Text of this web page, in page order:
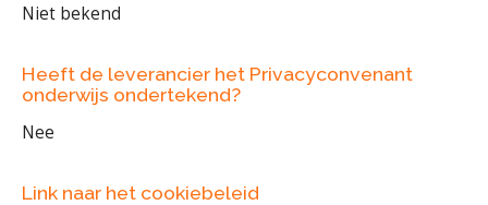
Niet bekend
Heeft de leverancier het Privacyconvenant
onderwijs ondertekend?
Nee
Link naar het cookiebeleid